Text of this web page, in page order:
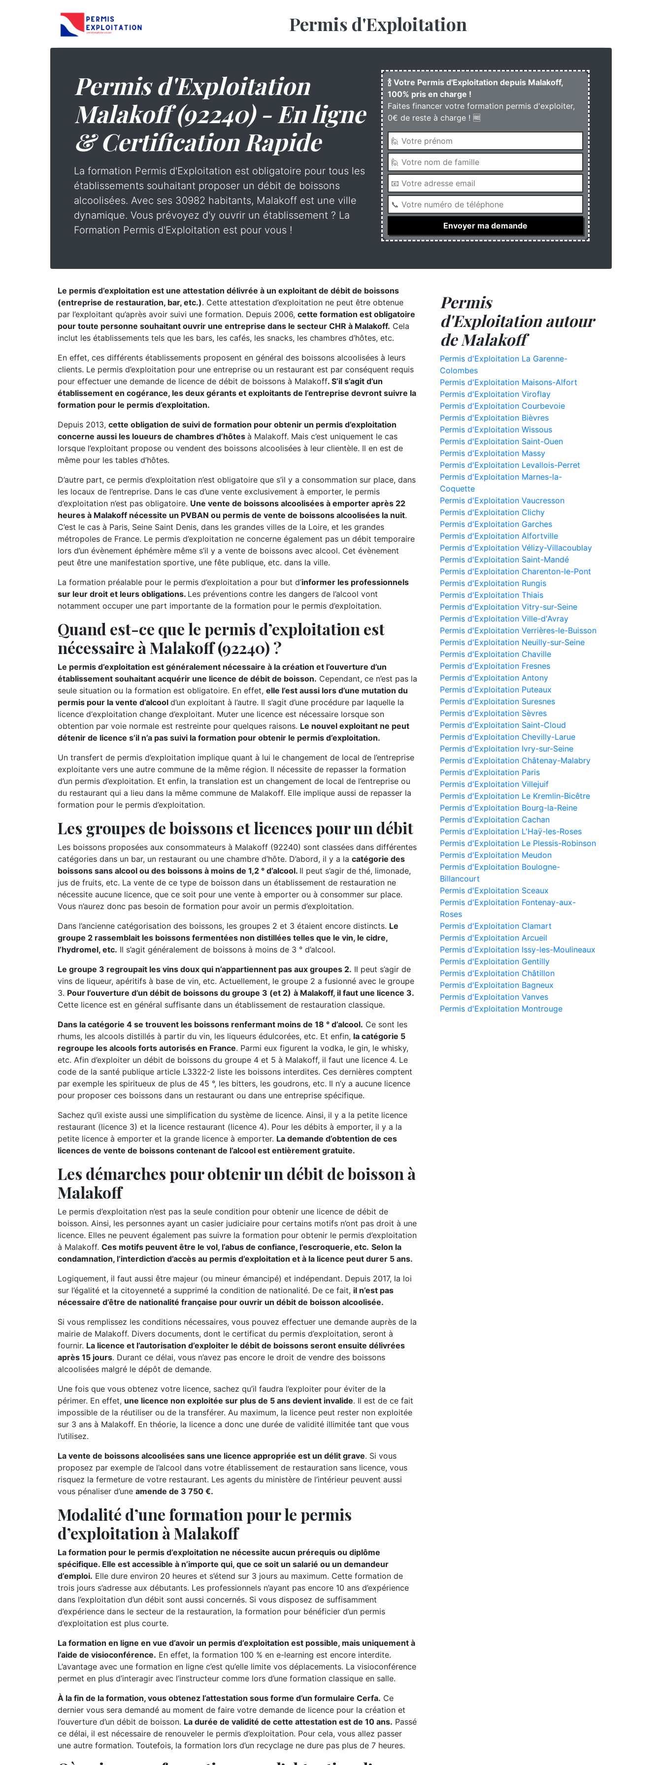
Permis d'Exploitation
Permis d'Exploitation
Malakoff (92240) - En ligne
& Certification Rapide
La formation Permis d'Exploitation est obligatoire pour tous les
établissements souhaitant proposer un débit de boissons
alcoolisées. Avec ses 30982 habitants, Malakoff est une ville
dynamique. Vous prévoyez d'y ouvrir un établissement ? La
Formation Permis d'Exploitation est pour vous !
🍾 Votre Permis d'Exploitation depuis Malakoff,
100% pris en charge !
Faites financer votre formation permis d'exploiter,
0€ de reste à charge ! 🆓
Le permis d’exploitation est une attestation délivrée à un exploitant de débit de boissons
(entreprise de restauration, bar, etc.). Cette attestation d’exploitation ne peut être obtenue
par l’exploitant qu’après avoir suivi une formation. Depuis 2006, cette formation est obligatoire
pour toute personne souhaitant ouvrir une entreprise dans le secteur CHR à Malakoff. Cela
inclut les établissements tels que les bars, les cafés, les snacks, les chambres d’hôtes, etc.
En effet, ces différents établissements proposent en général des boissons alcoolisées à leurs
clients. Le permis d’exploitation pour une entreprise ou un restaurant est par conséquent requis
pour effectuer une demande de licence de débit de boissons à Malakoff. S’il s’agit d’un
établissement en cogérance, les deux gérants et exploitants de l’entreprise devront suivre la
formation pour le permis d’exploitation.
Depuis 2013, cette obligation de suivi de formation pour obtenir un permis d’exploitation
concerne aussi les loueurs de chambres d’hôtes à Malakoff. Mais c’est uniquement le cas
lorsque l’exploitant propose ou vendent des boissons alcoolisées à leur clientèle. Il en est de
même pour les tables d’hôtes.
D’autre part, ce permis d’exploitation n’est obligatoire que s’il y a consommation sur place, dans
les locaux de l’entreprise. Dans le cas d’une vente exclusivement à emporter, le permis
d’exploitation n’est pas obligatoire. Une vente de boissons alcoolisées à emporter après 22
heures à Malakoff nécessite un PVBAN ou permis de vente de boissons alcoolisées la nuit.
C’est le cas à Paris, Seine Saint Denis, dans les grandes villes de la Loire, et les grandes
métropoles de France. Le permis d’exploitation ne concerne également pas un débit temporaire
lors d’un évènement éphémère même s’il y a vente de boissons avec alcool. Cet évènement
peut être une manifestation sportive, une fête publique, etc. dans la ville.
La formation préalable pour le permis d’exploitation a pour but d’informer les professionnels
sur leur droit et leurs obligations. Les préventions contre les dangers de l’alcool vont
notamment occuper une part importante de la formation pour le permis d’exploitation.
Quand est-ce que le permis d’exploitation est
nécessaire à Malakoff (92240) ?
Le permis d’exploitation est généralement nécessaire à la création et l’ouverture d’un
établissement souhaitant acquérir une licence de débit de boisson. Cependant, ce n’est pas la
seule situation ou la formation est obligatoire. En effet, elle l’est aussi lors d’une mutation du
permis pour la vente d’alcool d’un exploitant à l’autre. Il s’agit d’une procédure par laquelle la
licence d‘exploitation change d’exploitant. Muter une licence est nécessaire lorsque son
obtention par voie normale est restreinte pour quelques raisons. Le nouvel exploitant ne peut
détenir de licence s’il n’a pas suivi la formation pour obtenir le permis d’exploitation.
Un transfert de permis d’exploitation implique quant à lui le changement de local de l’entreprise
exploitante vers une autre commune de la même région. Il nécessite de repasser la formation
d’un permis d’exploitation. Et enfin, la translation est un changement de local de l’entreprise ou
du restaurant qui a lieu dans la même commune de Malakoff. Elle implique aussi de repasser la
formation pour le permis d’exploitation.
Les groupes de boissons et licences pour un débit
Les boissons proposées aux consommateurs à Malakoff (92240) sont classées dans différentes
catégories dans un bar, un restaurant ou une chambre d’hôte. D’abord, il y a la catégorie des
boissons sans alcool ou des boissons à moins de 1,2 ° d’alcool. Il peut s’agir de thé, limonade,
jus de fruits, etc. La vente de ce type de boisson dans un établissement de restauration ne
nécessite aucune licence, que ce soit pour une vente à emporter ou à consommer sur place.
Vous n’aurez donc pas besoin de formation pour avoir un permis d’exploitation.
Dans l’ancienne catégorisation des boissons, les groupes 2 et 3 étaient encore distincts. Le
groupe 2 rassemblait les boissons fermentées non distillées telles que le vin, le cidre,
l’hydromel, etc. Il s’agit généralement de boissons à moins de 3 ° d’alcool.
Le groupe 3 regroupait les vins doux qui n’appartiennent pas aux groupes 2. Il peut s’agir de
vins de liqueur, apéritifs à base de vin, etc. Actuellement, le groupe 2 a fusionné avec le groupe
3. Pour l’ouverture d’un débit de boissons du groupe 3 (et 2) à Malakoff, il faut une licence 3.
Cette licence est en général suffisante dans un établissement de restauration classique.
Dans la catégorie 4 se trouvent les boissons renfermant moins de 18 ° d’alcool. Ce sont les
rhums, les alcools distillés à partir du vin, les liqueurs édulcorées, etc. Et enfin, la catégorie 5
regroupe les alcools forts autorisés en France. Parmi eux figurent la vodka, le gin, le whisky,
etc. Afin d’exploiter un débit de boissons du groupe 4 et 5 à Malakoff, il faut une licence 4. Le
code de la santé publique article L3322-2 liste les boissons interdites. Ces dernières comptent
par exemple les spiritueux de plus de 45 °, les bitters, les goudrons, etc. Il n’y a aucune licence
pour proposer ces boissons dans un restaurant ou dans une entreprise spécifique.
Sachez qu’il existe aussi une simplification du système de licence. Ainsi, il y a la petite licence
restaurant (licence 3) et la licence restaurant (licence 4). Pour les débits à emporter, il y a la
petite licence à emporter et la grande licence à emporter. La demande d’obtention de ces
licences de vente de boissons contenant de l’alcool est entièrement gratuite.
Les démarches pour obtenir un débit de boisson à
Malakoff
Le permis d’exploitation n’est pas la seule condition pour obtenir une licence de débit de
boisson. Ainsi, les personnes ayant un casier judiciaire pour certains motifs n’ont pas droit à une
licence. Elles ne peuvent également pas suivre la formation pour obtenir le permis d’exploitation
à Malakoff. Ces motifs peuvent être le vol, l’abus de confiance, l’escroquerie, etc. Selon la
condamnation, l’interdiction d’accès au permis d’exploitation et à la licence peut durer 5 ans.
Logiquement, il faut aussi être majeur (ou mineur émancipé) et indépendant. Depuis 2017, la loi
sur l’égalité et la citoyenneté a supprimé la condition de nationalité. De ce fait, il n’est pas
nécessaire d’être de nationalité française pour ouvrir un débit de boisson alcoolisée.
Si vous remplissez les conditions nécessaires, vous pouvez effectuer une demande auprès de la
mairie de Malakoff. Divers documents, dont le certificat du permis d’exploitation, seront à
fournir. La licence et l’autorisation d’exploiter le débit de boissons seront ensuite délivrées
après 15 jours. Durant ce délai, vous n’avez pas encore le droit de vendre des boissons
alcoolisées malgré le dépôt de demande.
Une fois que vous obtenez votre licence, sachez qu’il faudra l’exploiter pour éviter de la
périmer. En effet, une licence non exploitée sur plus de 5 ans devient invalide. Il est de ce fait
impossible de la réutiliser ou de la transférer. Au maximum, la licence peut rester non exploitée
sur 3 ans à Malakoff. En théorie, la licence a donc une durée de validité illimitée tant que vous
l’utilisez.
La vente de boissons alcoolisées sans une licence appropriée est un délit grave. Si vous
proposez par exemple de l’alcool dans votre établissement de restauration sans licence, vous
risquez la fermeture de votre restaurant. Les agents du ministère de l’intérieur peuvent aussi
vous pénaliser d’une amende de 3 750 €.
Modalité d’une formation pour le permis
d’exploitation à Malakoff
La formation pour le permis d’exploitation ne nécessite aucun prérequis ou diplôme
spécifique. Elle est accessible à n’importe qui, que ce soit un salarié ou un demandeur
d’emploi. Elle dure environ 20 heures et s’étend sur 3 jours au maximum. Cette formation de
trois jours s’adresse aux débutants. Les professionnels n’ayant pas encore 10 ans d’expérience
dans l’exploitation d’un débit sont aussi concernés. Si vous disposez de suffisamment
d’expérience dans le secteur de la restauration, la formation pour bénéficier d’un permis
d’exploitation est plus courte.
La formation en ligne en vue d’avoir un permis d’exploitation est possible, mais uniquement à
l’aide de visioconférence. En effet, la formation 100 % en e-learning est encore interdite.
L’avantage avec une formation en ligne c’est qu’elle limite vos déplacements. La visioconférence
permet en plus d’interagir avec l’instructeur comme lors d’une formation classique en salle.
À la fin de la formation, vous obtenez l’attestation sous forme d’un formulaire Cerfa. Ce
dernier vous sera demandé au moment de faire votre demande de licence pour la création et
l’ouverture d’un débit de boisson. La durée de validité de cette attestation est de 10 ans. Passé
ce délai, il est nécessaire de renouveler le permis d’exploitation. Pour cela, vous allez passer
une autre formation. Toutefois, la formation lors d’un recyclage ne dure pas plus de 7 heures.
Permis
d'Exploitation autour
de Malakoff
Permis d'Exploitation La Garenne-
Colombes
Permis d'Exploitation Maisons-Alfort
Permis d'Exploitation Viroflay
Permis d'Exploitation Courbevoie
Permis d'Exploitation Bièvres
Permis d'Exploitation Wissous
Permis d'Exploitation Saint-Ouen
Permis d'Exploitation Massy
Permis d'Exploitation Levallois-Perret
Permis d'Exploitation Marnes-la-
Coquette
Permis d'Exploitation Vaucresson
Permis d'Exploitation Clichy
Permis d'Exploitation Garches
Permis d'Exploitation Alfortville
Permis d'Exploitation Vélizy-Villacoublay
Permis d'Exploitation Saint-Mandé
Permis d'Exploitation Charenton-le-Pont
Permis d'Exploitation Rungis
Permis d'Exploitation Thiais
Permis d'Exploitation Vitry-sur-Seine
Permis d'Exploitation Ville-d'Avray
Permis d'Exploitation Verrières-le-Buisson
Permis d'Exploitation Neuilly-sur-Seine
Permis d'Exploitation Chaville
Permis d'Exploitation Fresnes
Permis d'Exploitation Antony
Permis d'Exploitation Puteaux
Permis d'Exploitation Suresnes
Permis d'Exploitation Sèvres
Permis d'Exploitation Saint-Cloud
Permis d'Exploitation Chevilly-Larue
Permis d'Exploitation Ivry-sur-Seine
Permis d'Exploitation Châtenay-Malabry
Permis d'Exploitation Paris
Permis d'Exploitation Villejuif
Permis d'Exploitation Le Kremlin-Bicêtre
Permis d'Exploitation Bourg-la-Reine
Permis d'Exploitation Cachan
Permis d'Exploitation L'Haÿ-les-Roses
Permis d'Exploitation Le Plessis-Robinson
Permis d'Exploitation Meudon
Permis d'Exploitation Boulogne-
Billancourt
Permis d'Exploitation Sceaux
Permis d'Exploitation Fontenay-aux-
Roses
Permis d'Exploitation Clamart
Permis d'Exploitation Arcueil
Permis d'Exploitation Issy-les-Moulineaux
Permis d'Exploitation Gentilly
Permis d'Exploitation Châtillon
Permis d'Exploitation Bagneux
Permis d'Exploitation Vanves
Permis d'Exploitation Montrouge